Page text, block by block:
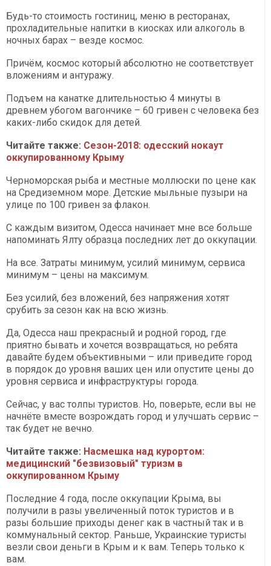
Будь-то стоимость гостиниц, меню в ресторанах,
прохладительные напитки в киосках или алкоголь в
ночных барах – везде космос.
Причём, космос который абсолютно не соответствует
вложениям и антуражу.
Подъем на канатке длительностью 4 минуты в
древнем убогом вагончике – 60 гривен с человека без
каких-либо скидок для детей.
Читайте также: Сезон-2018: одесский нокаут
оккупированному Крыму
Черноморская рыба и местные моллюски по цене как
на Средиземном море. Детские мыльные пузыри на
улице по 100 гривен за флакон.
С каждым визитом, Одесса начинает мне все больше
напоминать Ялту образца последних лет до оккупации.
На все. Затраты минимум, усилий минимум, сервиса
минимум – цены на максимум.
Без усилий, без вложений, без напряжения хотят
срубить за сезон как на всю жизнь.
Да, Одесса наш прекрасный и родной город, где
приятно бывать и хочется возвращаться, но ребята
давайте будем объективными – или приведите город
в порядок до уровня ваших цен или опустите цены до
уровня сервиса и инфраструктуры города.
Сейчас, у вас толпы туристов. Но, поверьте, если вы не
начнёте вместе возрождать город и улучшать сервис –
так будет не вечно.
Читайте также: Насмешка над курортом:
медицинский "безвизовый" туризм в
оккупированном Крыму
Последние 4 года, после оккупации Крыма, вы
получили в разы увеличенный поток туристов и в
разы большие приходы денег как в частный так и в
коммунальный сектор. Раньше, Украинские туристы
везли свои деньги в Крым и к вам. Теперь только к
вам.